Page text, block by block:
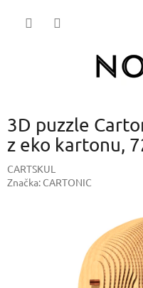
3D puzzle
z eko kartonu,
CARTSKUL
Značka: CARTONIC